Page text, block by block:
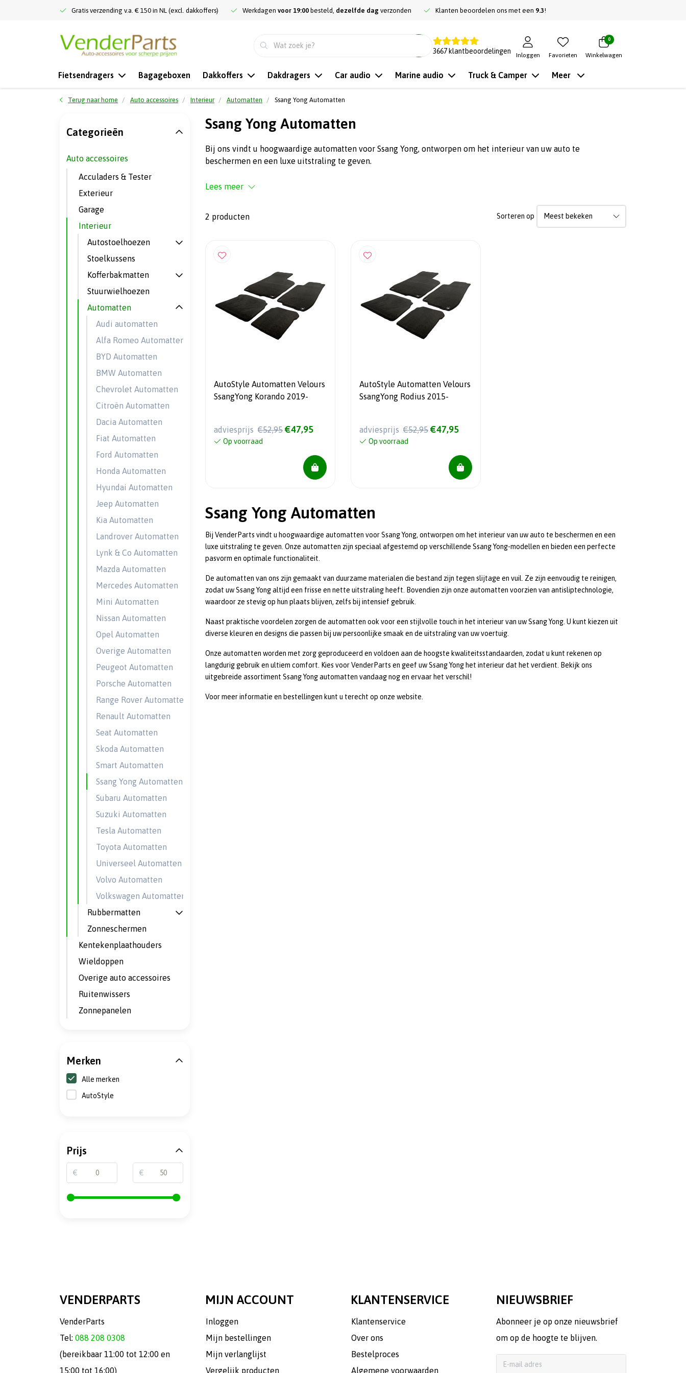
Gratis verzending v.a. € 150 in NL (excl. dakkoffers) Werkdagen voor 19:00 besteld, dezelfde dag verzonden Klanten beoordelen ons met een 9.3!
3667 klantbeoordelingen
Inloggen Favorieten
0
Winkelwagen
Fietsendragers Bagageboxen Dakkoffers Dakdragers Car audio Marine audio Truck & Camper Meer
Terug naar home Auto accessoires Interieur Automatten Ssang Yong Automatten
Ssang Yong Automatten
Bij ons vindt u hoogwaardige automatten voor Ssang Yong, ontworpen om het interieur van uw auto te
beschermen en een luxe uitstraling te geven.
Lees meer
2 producten Sorteren op
AutoStyle Automatten Velours
SsangYong Korando 2019-
adviesprijs €52,95 €47,95
Op voorraad
AutoStyle Automatten Velours
SsangYong Rodius 2015-
adviesprijs €52,95 €47,95
Op voorraad
Ssang Yong Automatten
Bij VenderParts vindt u hoogwaardige automatten voor Ssang Yong, ontworpen om het interieur van uw auto te beschermen en een
luxe uitstraling te geven. Onze automatten zijn speciaal afgestemd op verschillende Ssang Yong-modellen en bieden een perfecte
pasvorm en optimale functionaliteit.
De automatten van ons zijn gemaakt van duurzame materialen die bestand zijn tegen slijtage en vuil. Ze zijn eenvoudig te reinigen,
zodat uw Ssang Yong altijd een frisse en nette uitstraling heeft. Bovendien zijn onze automatten voorzien van antisliptechnologie,
waardoor ze stevig op hun plaats blijven, zelfs bij intensief gebruik.
Naast praktische voordelen zorgen de automatten ook voor een stijlvolle touch in het interieur van uw Ssang Yong. U kunt kiezen uit
diverse kleuren en designs die passen bij uw persoonlijke smaak en de uitstraling van uw voertuig.
Onze automatten worden met zorg geproduceerd en voldoen aan de hoogste kwaliteitsstandaarden, zodat u kunt rekenen op
langdurig gebruik en ultiem comfort. Kies voor VenderParts en geef uw Ssang Yong het interieur dat het verdient. Bekijk ons
uitgebreide assortiment Ssang Yong automatten vandaag nog en ervaar het verschil!
Voor meer informatie en bestellingen kunt u terecht op onze website.
Categorieën
Auto accessoires
Acculaders & Tester
Exterieur
Garage
Interieur
Autostoelhoezen
Stoelkussens
Kofferbakmatten
Stuurwielhoezen
Automatten
Audi automatten
Alfa Romeo Automatten
BYD Automatten
BMW Automatten
Chevrolet Automatten
Citroën Automatten
Dacia Automatten
Fiat Automatten
Ford Automatten
Honda Automatten
Hyundai Automatten
Jeep Automatten
Kia Automatten
Landrover Automatten
Lynk & Co Automatten
Mazda Automatten
Mercedes Automatten
Mini Automatten
Nissan Automatten
Opel Automatten
Overige Automatten
Peugeot Automatten
Porsche Automatten
Range Rover Automatten
Renault Automatten
Seat Automatten
Skoda Automatten
Smart Automatten
Ssang Yong Automatten
Subaru Automatten
Suzuki Automatten
Tesla Automatten
Toyota Automatten
Universeel Automatten
Volvo Automatten
Volkswagen Automatten
Rubbermatten
Zonneschermen
Kentekenplaathouders
Wieldoppen
Overige auto accessoires
Ruitenwissers
Zonnepanelen
Merken
Alle merken
AutoStyle
Prijs
€ €
VENDERPARTS
VenderParts
Tel: 088 208 0308
(bereikbaar 11:00 tot 12:00 en
15:00 tot 16:00)
MIJN ACCOUNT
Inloggen
Mijn bestellingen
Mijn verlanglijst
Vergelijk producten
KLANTENSERVICE
Klantenservice
Over ons
Bestelproces
Algemene voorwaarden
NIEUWSBRIEF
Abonneer je op onze nieuwsbrief
om op de hoogte te blijven.